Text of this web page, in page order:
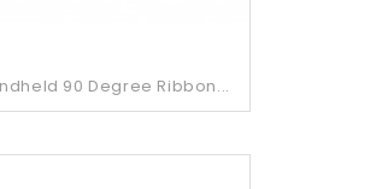
90 Degree Ribbon...